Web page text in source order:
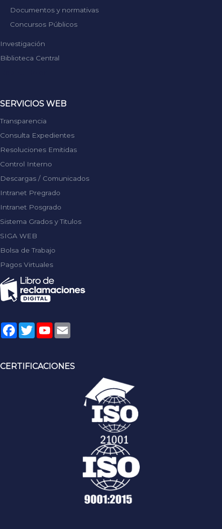
Documentos y normativas
Concursos Públicos
Investigación
Biblioteca Central
SERVICIOS WEB
Transparencia
Consulta Expedientes
Resoluciones Emitidas
Control Interno
Descargas / Comunicados
Intranet Pregrado
Intranet Posgrado
Sistema Grados y Titulos
SIGA WEB
Bolsa de Trabajo
Pagos Virtuales
Facebook
TwitterYouTube
CERTIFICACIONES